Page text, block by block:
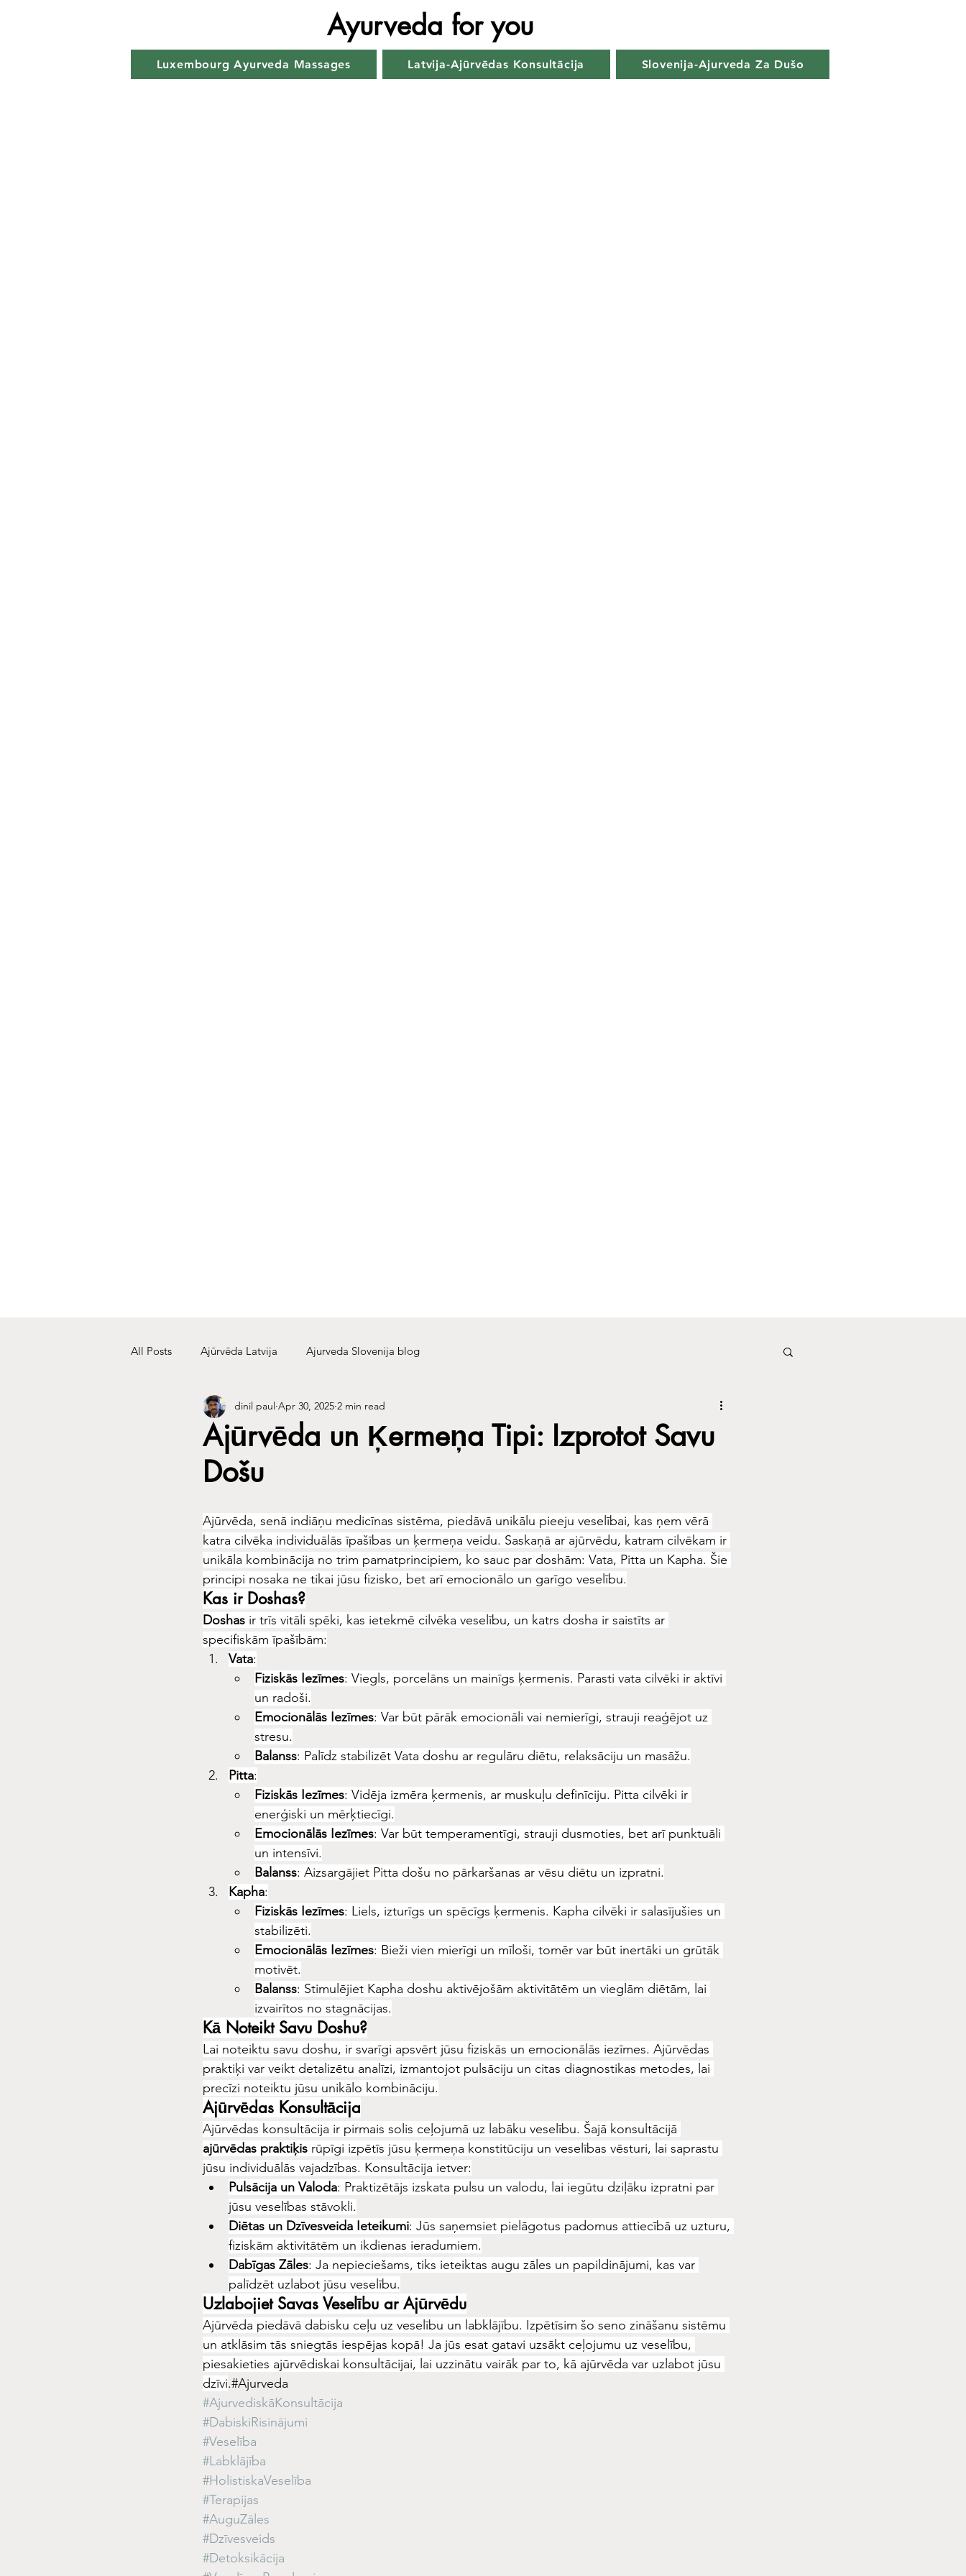
Ayurveda for you
Luxembourg Ayurveda Massages Latvija-Ajūrvēdas Konsultācija Slovenija-Ajurveda Za Dušo
All Posts Ajūrvēda Latvija Ajurveda Slovenija blog
Ajūrvēda un Ķermeņa Tipi: Izprotot Savu
Došu
dinil paul Apr 30, 2025 2 min read
Ajūrvēda, senā indiāņu medicīnas sistēma, piedāvā unikālu pieeju veselībai, kas ņem vērā
katra cilvēka individuālās īpašības un ķermeņa veidu. Saskaņā ar ajūrvēdu, katram cilvēkam ir
unikāla kombinācija no trim pamatprincipiem, ko sauc par doshām: Vata, Pitta un Kapha. Šie
principi nosaka ne tikai jūsu fizisko, bet arī emocionālo un garīgo veselību.
Kas ir Doshas?
Doshas ir trīs vitāli spēki, kas ietekmē cilvēka veselību, un katrs dosha ir saistīts ar
specifiskām īpašībām:
Vata:
Fiziskās Iezīmes: Viegls, porcelāns un mainīgs ķermenis. Parasti vata cilvēki ir aktīvi
un radoši.
Emocionālās Iezīmes: Var būt pārāk emocionāli vai nemierīgi, strauji reaģējot uz
stresu.
Balanss: Palīdz stabilizēt Vata doshu ar regulāru diētu, relaksāciju un masāžu.
Pitta:
Fiziskās Iezīmes: Vidēja izmēra ķermenis, ar muskuļu definīciju. Pitta cilvēki ir
enerģiski un mērķtiecīgi.
Emocionālās Iezīmes: Var būt temperamentīgi, strauji dusmoties, bet arī punktuāli
un intensīvi.
Balanss: Aizsargājiet Pitta došu no pārkaršanas ar vēsu diētu un izpratni.
Kapha:
Fiziskās Iezīmes: Liels, izturīgs un spēcīgs ķermenis. Kapha cilvēki ir salasījušies un
stabilizēti.
Emocionālās Iezīmes: Bieži vien mierīgi un mīloši, tomēr var būt inertāki un grūtāk
motivēt.
Balanss: Stimulējiet Kapha doshu aktivējošām aktivitātēm un vieglām diētām, lai
izvairītos no stagnācijas.
Kā Noteikt Savu Doshu?
Lai noteiktu savu doshu, ir svarīgi apsvērt jūsu fiziskās un emocionālās iezīmes. Ajūrvēdas
praktiķi var veikt detalizētu analīzi, izmantojot pulsāciju un citas diagnostikas metodes, lai
precīzi noteiktu jūsu unikālo kombināciju.
Ajūrvēdas Konsultācija
Ajūrvēdas konsultācija ir pirmais solis ceļojumā uz labāku veselību. Šajā konsultācijā
ajūrvēdas praktiķis rūpīgi izpētīs jūsu ķermeņa konstitūciju un veselības vēsturi, lai saprastu
jūsu individuālās vajadzības. Konsultācija ietver:
Pulsācija un Valoda: Praktizētājs izskata pulsu un valodu, lai iegūtu dziļāku izpratni par
jūsu veselības stāvokli.
Diētas un Dzīvesveida Ieteikumi: Jūs saņemsiet pielāgotus padomus attiecībā uz uzturu,
fiziskām aktivitātēm un ikdienas ieradumiem.
Dabīgas Zāles: Ja nepieciešams, tiks ieteiktas augu zāles un papildinājumi, kas var
palīdzēt uzlabot jūsu veselību.
Uzlabojiet Savas Veselību ar Ajūrvēdu
Ajūrvēda piedāvā dabisku ceļu uz veselību un labklājību. Izpētīsim šo seno zināšanu sistēmu
un atklāsim tās sniegtās iespējas kopā! Ja jūs esat gatavi uzsākt ceļojumu uz veselību,
piesakieties ajūrvēdiskai konsultācijai, lai uzzinātu vairāk par to, kā ajūrvēda var uzlabot jūsu
dzīvi.#Ajurveda
#AjurvediskāKonsultācija
#DabiskiRisinājumi
#Veselība
#Labklājība
#HolistiskaVeselība
#Terapijas
#AuguZāles
#Dzīvesveids
#Detoksikācija